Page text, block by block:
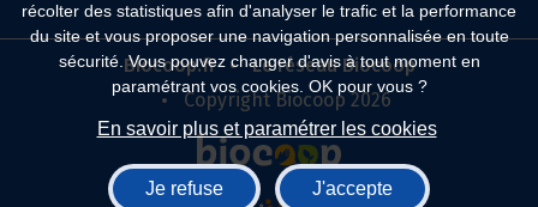
récolter des statistiques afin d'analyser le trafic et la performance
du site et vous proposer une navigation personnalisée en toute
sécurité. Vous pouvez changer d'avis à tout moment en
paramétrant vos cookies. OK pour vous ?
En savoir plus et paramétrer les cookies
Je refuse J'accepte
Biocoop.fr
Le réseau Biocoop
Copyright Biocoop 2026